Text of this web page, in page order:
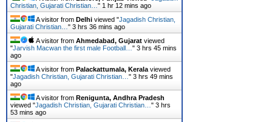
Christian, Gujarati Christian… " 1 hr 12 mins ago
A visitor from Delhi viewed "Jagadish Christian,
Gujarati Christian… " 3 hrs 36 mins ago
A visitor from Ahmedabad, Gujarat viewed
"Jarvish Macwan the first male Football… " 3 hrs 45 mins
ago
A visitor from Palackattumala, Kerala viewed
"Jagadish Christian, Gujarati Christian… " 3 hrs 49 mins
ago
A visitor from Renigunta, Andhra Pradesh
viewed "Jagadish Christian, Gujarati Christian… " 3 hrs
53 mins ago